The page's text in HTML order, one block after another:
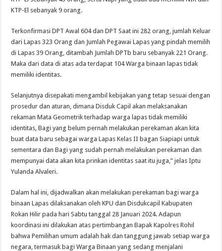
KTP-El sebanyak 9 orang.
Terkonfirmasi DPT Awal 604 dan DPT Saat ini 282 orang, jumlah Keluar
dari Lapas 323 Orang dan Jumlah Pegawai Lapas yang pindah memilih
di Lapas 39 Orang, ditambah Jumlah DPTb baru sebanyak 221 Orang.
Maka dari data di atas ada terdapat 104 Warga binaan lapas tidak
memiliki identitas.
Selanjutnya disepakati mengambil kebijakan yang tetap sesuai dengan
prosedur dan aturan, dimana Disduk Capil akan melaksanakan
rekaman Mata Geometrik terhadap warga lapas tidak memiliki
identitas, Bagi yang belum pernah melakukan perekaman akan kita
buat data baru sebagai warga Lapas Kelas II bagan Siapiapi untuk
sementara dan Bagi yang sudah pernah melakukan perekaman dan
mempunyai data akan kita prinkan identitas saat itu juga,” jelas Iptu
Yulanda Alvaleri.
Dalam hal ini, dijadwalkan akan melakukan perekaman bagi warga
binaan Lapas dilaksanakan oleh KPU dan Disdukcapil Kabupaten
Rokan Hilir pada hari Sabtu tanggal 28 Januari 2024. Adapun
koordinasi ini dilakukan atas pertimbangan Bapak Kapolres Rohil
bahwa Pemilihan umum adalah hak dan tanggung jawab setiap warga
negara, termasuk bagi Warga Binaan yang sedang menjalani